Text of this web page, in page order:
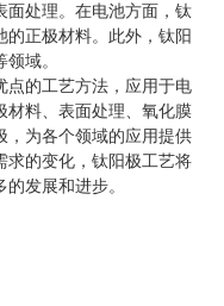
面处理。在电池方面，钛
的正极材料。此外，钛阳
域。
的工艺方法，应用于电
材料、表面处理、氧化膜
，为各个领域的应用提供
求的变化，钛阳极工艺将
发展和进步。